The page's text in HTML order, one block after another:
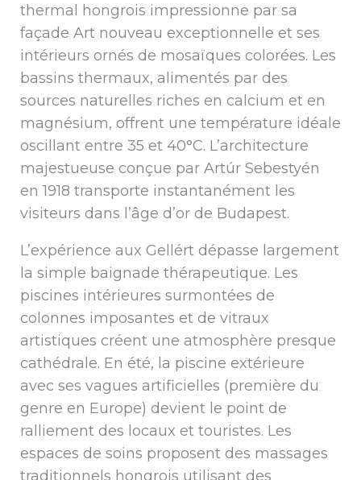
thermal hongrois impressionne par sa
façade Art nouveau exceptionnelle et ses
intérieurs ornés de mosaïques colorées. Les
bassins thermaux, alimentés par des
sources naturelles riches en calcium et en
magnésium, offrent une température idéale
oscillant entre 35 et 40°C. L’architecture
majestueuse conçue par Artúr Sebestyén
en 1918 transporte instantanément les
visiteurs dans l’âge d’or de Budapest.
L’expérience aux Gellért dépasse largement
la simple baignade thérapeutique. Les
piscines intérieures surmontées de
colonnes imposantes et de vitraux
artistiques créent une atmosphère presque
cathédrale. En été, la piscine extérieure
avec ses vagues artificielles (première du
genre en Europe) devient le point de
ralliement des locaux et touristes. Les
espaces de soins proposent des massages
traditionnels hongrois utilisant des